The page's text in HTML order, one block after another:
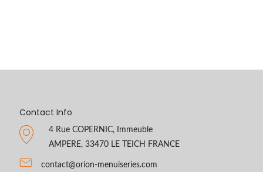
Contact Info
4 Rue COPERNIC, Immeuble
AMPERE, 33470 LE TEICH FRANCE
contact@orion-menuiseries.com